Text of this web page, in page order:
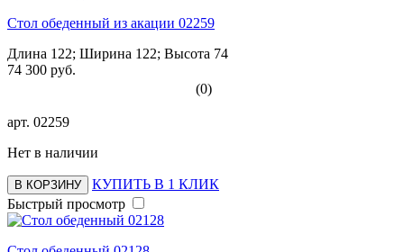
Стол обеденный из акации 02259
Длина 122; Ширина 122; Высота 74
74 300 руб.
(0)
арт. 02259
Нет в наличии
В КОРЗИНУ
КУПИТЬ В 1 КЛИК
Быстрый просмотр